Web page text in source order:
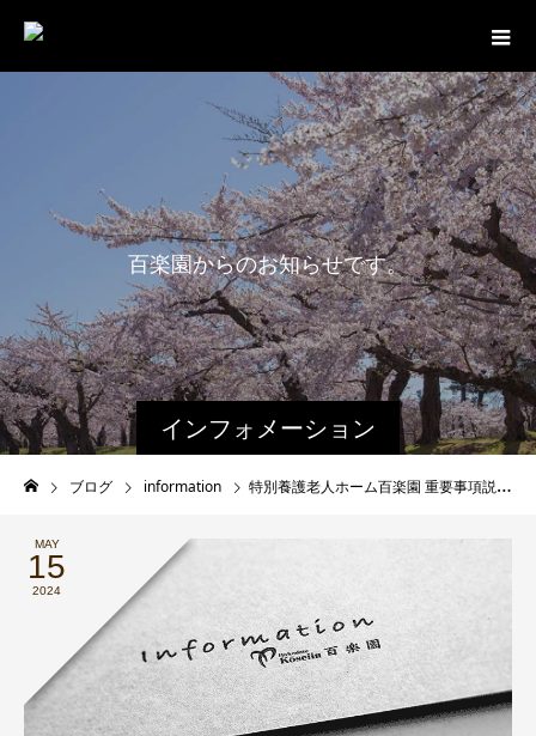
インフォメーション
百楽園からのお知らせです。
最新
ブログ information 特別養護老人ホーム百楽園 重要事項説明書
MAY
15
2024